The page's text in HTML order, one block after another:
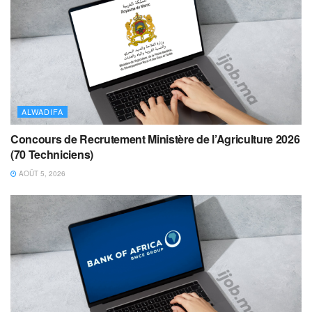
ALWADIFA
Concours de Recrutement Ministère de l’Agriculture 2026
(70 Techniciens)
AOÛT 5, 2026